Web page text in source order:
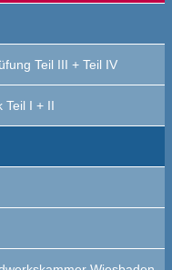
Teil III + Teil IV
Teil I + II